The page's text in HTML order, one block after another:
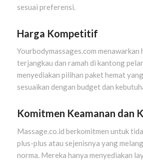
sesuai preferensi.
Harga Kompetitif
Yourbodymassages.com menawarkan
terjangkau dan ramah di kantong
menyediakan pilihan paket hemat
sesuaikan dengan budget dan
Komitmen Keamanan dan
Massage.co.id berkomitmen untuk
plus-plus atau sejenisnya yang
norma. Mereka hanya menyediakan